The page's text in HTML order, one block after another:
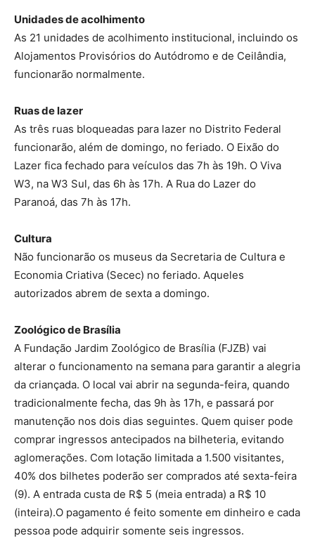
Unidades de acolhimento
As 21 unidades de acolhimento institucional, incluindo os
Alojamentos Provisórios do Autódromo e de Ceilândia,
funcionarão normalmente.
Ruas de lazer
As três ruas bloqueadas para lazer no Distrito Federal
funcionarão, além de domingo, no feriado. O Eixão do
Lazer fica fechado para veículos das 7h às 19h. O Viva
W3, na W3 Sul, das 6h às 17h. A Rua do Lazer do
Paranoá, das 7h às 17h.
Cultura
Não funcionarão os museus da Secretaria de Cultura e
Economia Criativa (Secec) no feriado. Aqueles
autorizados abrem de sexta a domingo.
Zoológico de Brasília
A Fundação Jardim Zoológico de Brasília (FJZB) vai
alterar o funcionamento na semana para garantir a alegria
da criançada. O local vai abrir na segunda-feira, quando
tradicionalmente fecha, das 9h às 17h, e passará por
manutenção nos dois dias seguintes. Quem quiser pode
comprar ingressos antecipados na bilheteria, evitando
aglomerações. Com lotação limitada a 1.500 visitantes,
40% dos bilhetes poderão ser comprados até sexta-feira
(9). A entrada custa de R$ 5 (meia entrada) a R$ 10
(inteira).O pagamento é feito somente em dinheiro e cada
pessoa pode adquirir somente seis ingressos.